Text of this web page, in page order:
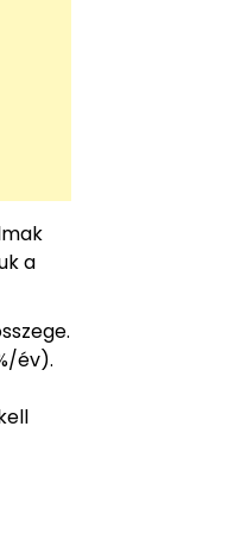
a
év).